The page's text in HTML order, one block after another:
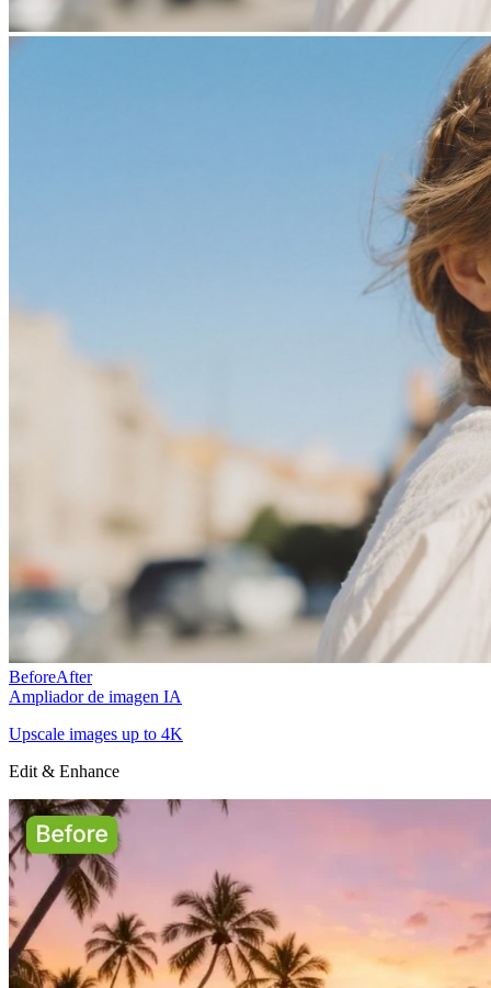
BeforeAfter
Ampliador de imagen IA
Upscale images up to 4K
Edit & Enhance